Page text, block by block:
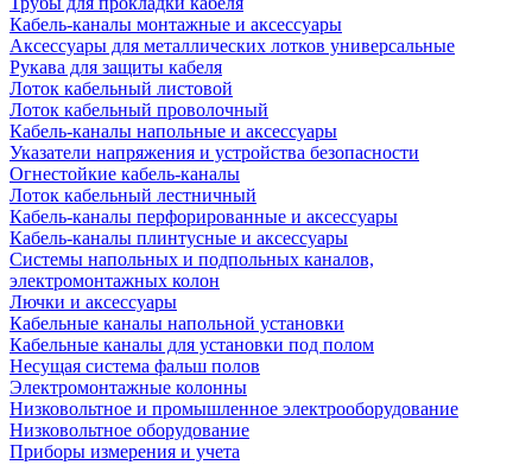
Кабель-каналы монтажные и аксессуары
Аксессуары для металлических лотков универсальные
Рукава для защиты кабеля
Лоток кабельный листовой
Лоток кабельный проволочный
Кабель-каналы напольные и аксессуары
Указатели напряжения и устройства безопасности
Огнестойкие кабель-каналы
Лоток кабельный лестничный
Кабель-каналы перфорированные и аксессуары
Кабель-каналы плинтусные и аксессуары
Системы напольных и подпольных каналов,
электромонтажных колон
Лючки и аксессуары
Кабельные каналы напольной установки
Кабельные каналы для установки под полом
Несущая система фальш полов
Электромонтажные колонны
Низковольтное и промышленное электрооборудование
Низковольтное оборудование
Приборы измерения и учета